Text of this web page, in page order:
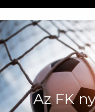
Az FK